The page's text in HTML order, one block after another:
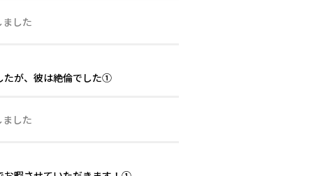
した
たが、彼は絶倫でした①
した